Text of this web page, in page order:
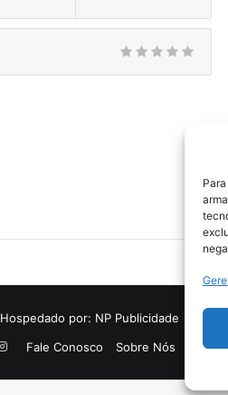
Hospedado por: NP Publicidade
Fale Conosco
Sobre Nós Equipe
Instagram